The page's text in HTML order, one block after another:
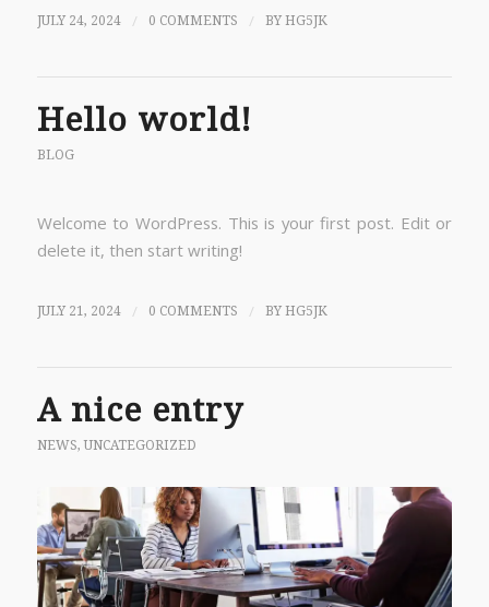
JULY 24, 2024 / 0 COMMENTS / BY HG5JK
Hello world!
BLOG
Welcome to WordPress. This is your first post. Edit or
delete it, then start writing!
JULY 21, 2024 / 0 COMMENTS / BY HG5JK
A nice entry
NEWS,UNCATEGORIZED